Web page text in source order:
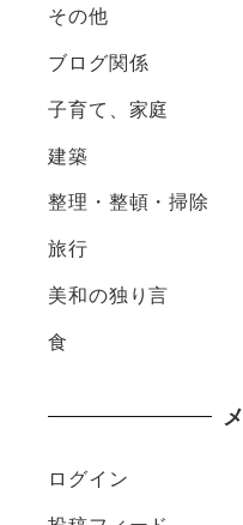
その他
ブログ関係
子育て、家庭
建築
整理・整頓・掃除
旅行
美和の独り言
食
ログイン